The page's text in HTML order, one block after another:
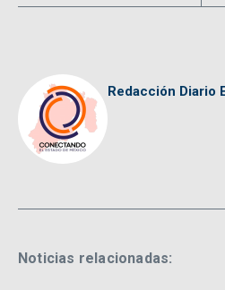
Redacción Diario
Noticias relacionadas: